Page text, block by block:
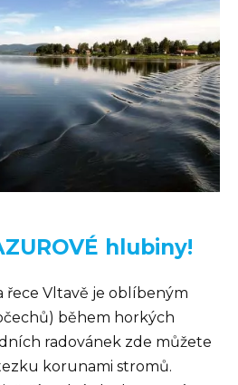
hlubiny!
řece Vltavě je oblíbeným
během horkých
radovánek zde můžete
korunami stromů.